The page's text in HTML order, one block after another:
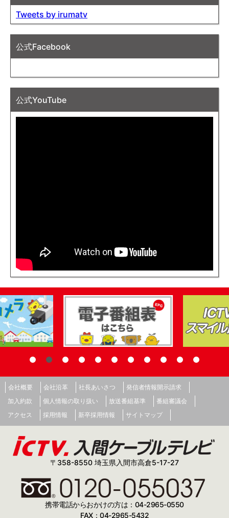
Tweets by irumatv
公式Facebook
公式YouTube
会社概要 会社沿革 社長あいさつ
発信者情報開示請求
加入約款
個人情報の取り扱い 放送番組基準
番組審議会
アクセス
採用情報 新卒採用情報 サイトマップ
〒358-8550 埼玉県入間市高倉5-17-27
携帯電話からおかけの方は：04-2965-0550
FAX：04-2965-5432